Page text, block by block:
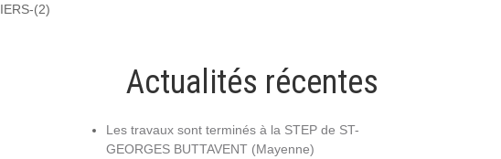
(2)
Actualités récentes
Les travaux sont terminés à la STEP de ST-
GEORGES BUTTAVENT (Mayenne)